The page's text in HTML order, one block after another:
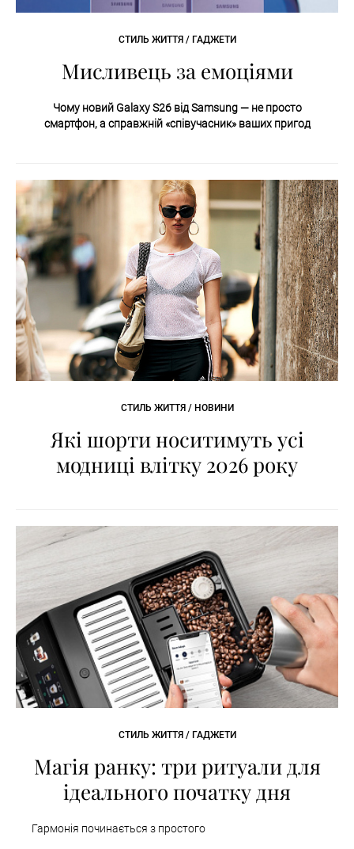
СТИЛЬ ЖИТТЯ / ГАДЖЕТИ
Мисливець за емоціями
Чому новий Galaxy S26 від Samsung — не просто
смартфон, а справжній «співучасник»вашихпригод
СТИЛЬ ЖИТТЯ / НОВИНИ
Які шорти носитимуть усі
модниці влітку 2026 року
СТИЛЬ ЖИТТЯ / ГАДЖЕТИ
Магія ранку: три ритуали для
ідеального початку дня
Гармонія починається з простого